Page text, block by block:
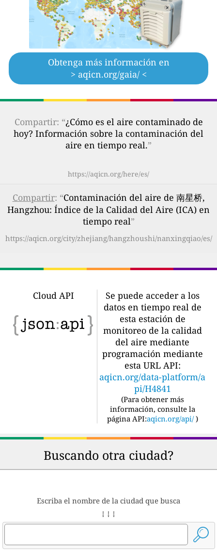
Obtenga más información en
> aqicn.org/gaia/ <
Compartir: “¿Cómo es el aire contaminado de
hoy? Información sobre la contaminación del
aire en tiempo real.”
https://aqicn.org/here/es/
Compartir: “Contaminación del aire de 南星桥,
Hangzhou: Índice de la Calidad del Aire (ICA) en
tiempo real”
https://aqicn.org/city/zhejiang/hangzhoushi/nanxingqiao/es/
Cloud API
Se puede acceder a los
datos en tiempo real de
esta estación de
monitoreo de la calidad
del aire mediante
programación mediante
esta URL API:
aqicn.org/data-platform/a
pi/H4841
(Para obtener más
información, consulte la
página API:aqicn.org/api/ )
Buscando otra ciudad?
Escriba el nombre de la ciudad que busca
↓ ↓ ↓